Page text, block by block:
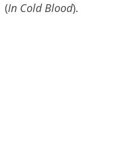
(In Cold Blood).